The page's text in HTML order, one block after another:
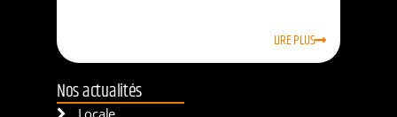
LIRE PLUS
Nos actualités
Locale